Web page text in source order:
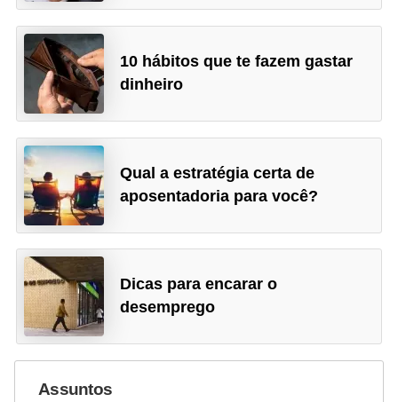
10 hábitos que te fazem gastar
dinheiro
Qual a estratégia certa de
aposentadoria para você?
Dicas para encarar o
desemprego
Assuntos